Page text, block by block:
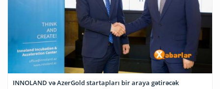
INNOLAND və AzerGold startapları bir araya gətirəcək